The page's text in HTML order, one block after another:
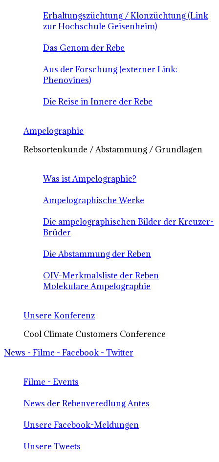
Erhaltungszüchtung / Klonzüchtung (Link
zur Hochschule Geisenheim)
Das Genom der Rebe
Aus der Forschung (externer Link:
Phenovines)
Die Reise in Innere der Rebe
Ampelographie
Rebsortenkunde / Abstammung / Grundlagen
Was ist Ampelographie?
Ampelographische Werke
Die ampelographischen Bilder der Kreuzer-
Brüder
Die Abstammung der Reben
OIV-Merkmalsliste der Reben
Molekulare Ampelographie
Unsere Konferenz
Cool Climate Customers Conference
News - Filme - Facebook - Twitter
Filme - Events
News der Rebenveredlung Antes
Unsere Facebook-Meldungen
Unsere Tweets